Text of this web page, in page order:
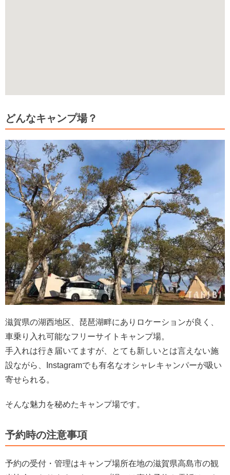
どんなキャンプ場？
滋賀県の湖西地区、琵琶湖畔にありロケーションが良く、
車乗り入れ可能なフリーサイトキャンプ場。
手入れは行き届いてますが、とても新しいとは言えない施
設ながら、Instagramでも有名なオシャレキャンパーが吸い
寄せられる。
そんな魅力を秘めたキャンプ場です。
予約時の注意事項
予約の受付・管理はキャンプ場所在地の滋賀県高島市の観